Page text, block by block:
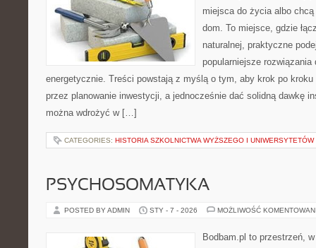
miejsca do życia albo
dom. To miejsce, gdzie
naturalnej, praktyczne
popularniejsze
energetycznie. Treści powstają z myślą o tym, aby krok po
przez planowanie inwestycji, a jednocześnie dać solidną dawkę
można wdrożyć w […]
CATEGORIES: HISTORIA SZKOLNICTWA WYŻSZEGO I UNIWERSYTETÓW
PSYCHOSOMATYKA
POSTED BY ADMIN STY - 7 - 2026 MOŻLIWOŚĆ
Bodbam.pl to przestrzeń,